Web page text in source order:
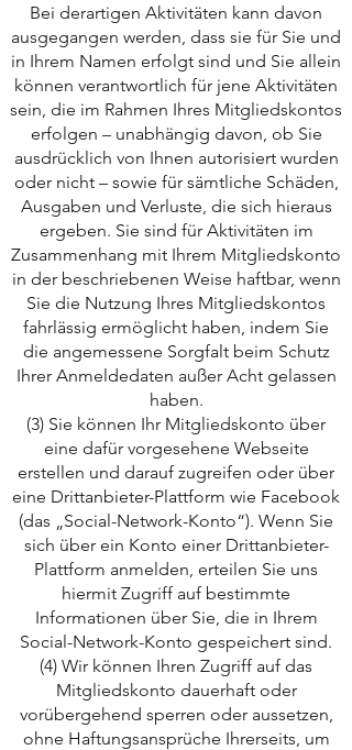
Bei derartigen Aktivitäten kann davon
ausgegangen werden, dass sie für Sie und
in Ihrem Namen erfolgt sind und Sie allein
können verantwortlich für jene Aktivitäten
sein, die im Rahmen Ihres Mitgliedskontos
erfolgen – unabhängig davon, ob Sie
ausdrücklich von Ihnen autorisiert wurden
oder nicht – sowie für sämtliche Schäden,
Ausgaben und Verluste, die sich hieraus
ergeben. Sie sind für Aktivitäten im
Zusammenhang mit Ihrem Mitgliedskonto
in der beschriebenen Weise haftbar, wenn
Sie die Nutzung Ihres Mitgliedskontos
fahrlässig ermöglicht haben, indem Sie
die angemessene Sorgfalt beim Schutz
Ihrer Anmeldedaten außer Acht gelassen
haben.
(3) Sie können Ihr Mitgliedskonto über
eine dafür vorgesehene Webseite
erstellen und darauf zugreifen oder über
eine Drittanbieter-Plattform wie Facebook
(das „Social-Network-Konto“). Wenn Sie
sich über ein Konto einer Drittanbieter-
Plattform anmelden, erteilen Sie uns
hiermit Zugriff auf bestimmte
Informationen über Sie, die in Ihrem
Social-Network-Konto gespeichert sind.
(4) Wir können Ihren Zugriff auf das
Mitgliedskonto dauerhaft oder
vorübergehend sperren oder aussetzen,
ohne Haftungsansprüche Ihrerseits, um